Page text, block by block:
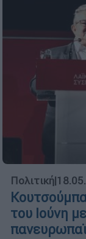
Πολιτική|
του Ιούνη